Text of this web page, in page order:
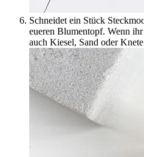
Schneidet ein Stück
eueren Blumentopf. Wenn
auch Kiesel, Sand oder